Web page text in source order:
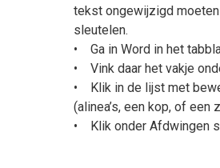
tekst ongewijzigd
sleutelen.
• Ga in Word in het
• Vink daar het vakje
• Klik in de lijst met
(alinea’s, een kop, of een
• Klik onder Afdwingen